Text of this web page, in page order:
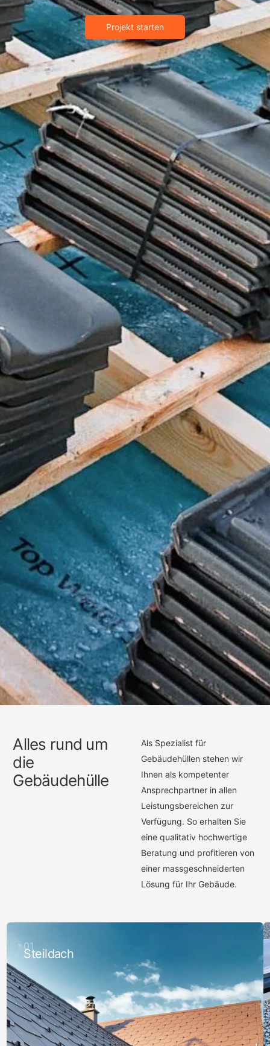
Projekt starten
Alles rund um
die
Gebäudehülle
Als Spezialist für
Gebäudehüllen stehen wir
Ihnen als kompetenter
Ansprechpartner in allen
Leistungsbereichen zur
Verfügung. So erhalten Sie
eine qualitativ hochwertige
Beratung und profitieren von
einer massgeschneiderten
Lösung für Ihr Gebäude.
01
Steildach